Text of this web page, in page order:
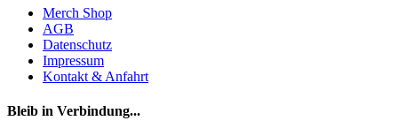
Merch Shop
AGB
Datenschutz
Impressum
Kontakt & Anfahrt
Bleib in Verbindung...